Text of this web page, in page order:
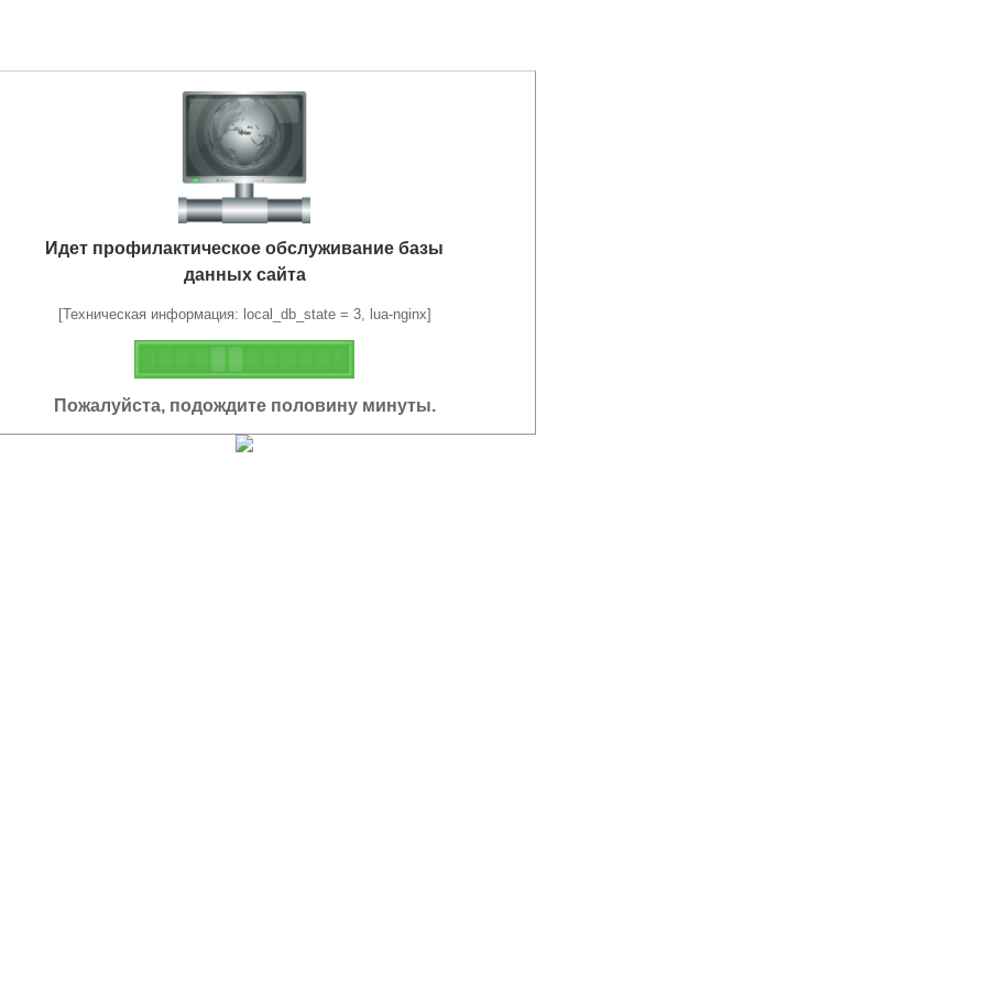
Идет профилактическое обслуживание базы
данных сайта
[Техническая информация: local_db_state = 3, lua-nginx]
Пожалуйста, подождите половину минуты.